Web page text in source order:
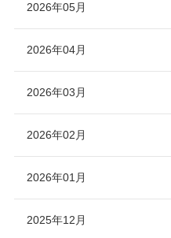
2026年05月
2026年04月
2026年03月
2026年02月
2026年01月
2025年12月